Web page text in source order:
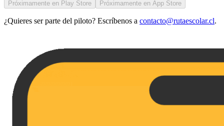
Próximamente en Play Store Próximamente en App Store
¿Quieres ser parte del piloto? Escríbenos a contacto@rutaescolar.cl.